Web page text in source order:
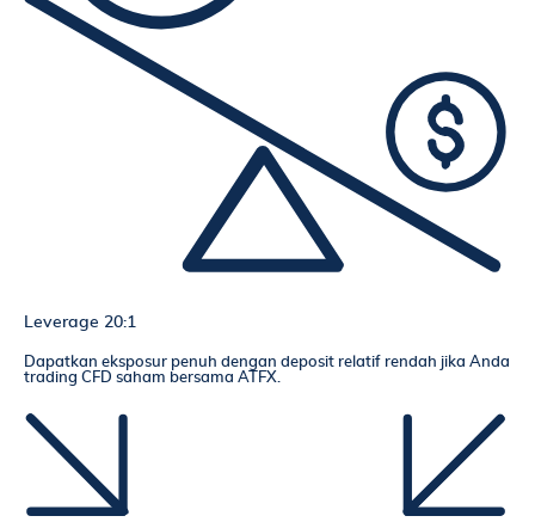
Leverage 20:1
Dapatkan eksposur penuh dengan deposit relatif rendah jika Anda
trading CFD saham bersama ATFX.